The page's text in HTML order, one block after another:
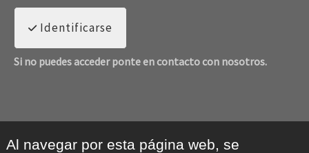
Identificarse
Si no puedes acceder ponte en contacto con nosotros.
Al navegar por esta página web, se